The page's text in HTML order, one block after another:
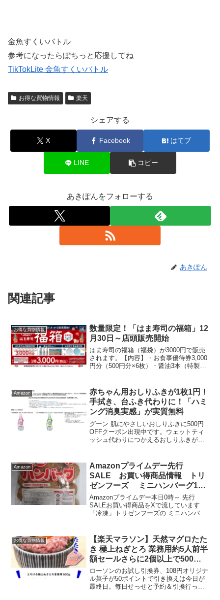
金魚すくいバトル
参考になったらぽちっと応援してね
TikTokLite 金魚すくいバトル
お得な買物情報 楽天
シェアする
X Facebook はてブ
LINE コピー
あきぽんをフォローする
あきぽん
関連記事
お得な買物情報
数量限定！「はま寿司の福箱」12
月30日～店頭販売開始
はま寿司の福箱（福袋）が3000円で販売
されます。【内容】・お食事優待券3,000
円分（500円分×6枚）・醤油3本（特製だ
期間】2024年12月30日（月）～無くな...
Amazon
赤ちゃん用おしりふきが1枚1円！
手拭き、台ふき代わりに！「ハミ
ング消臭実感」が実質無料
グーン 肌にやさしいおしりふきに500円
OFFクーポン出現中です。ウェットティ
ッシュ代わりにつかえるおしりふきが
をみると「化粧水」とあります。手や...
Amazon
Amazonプライムデー先行
SALE お買い得商品情報 トリ
ゼンフーズ ミニハンバーグ1kg
あたり384円
Amazonプライムデー本日0時～ 先行
SALEお買い得商品をXで流しています
「冷凍」トリゼンフーズの ミニハンバー
に！冷凍庫余裕ある人は！ 「冷凍」ト...
お得な買物情報
【楽天マラソン】天然マグロたた
き 極上ねぎとろ 業務用約5人前半
額セールさらに2個以上で500円
引き！
ローソンのお試し引換券、108円オリジナ
ル菓子が50ポイントで引き換えは今日が
最終日。毎日せっせと予約＆引換行って